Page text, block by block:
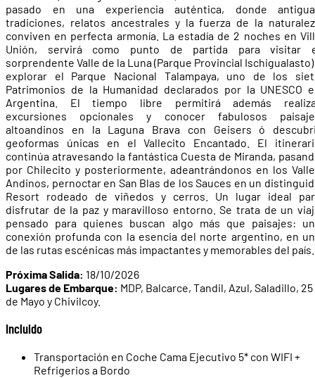
pasado en una experiencia auténtica, donde
tradiciones, relatos ancestrales y la fuerza de la
conviven en perfecta armonía. La estadía de 2 noches en
Unión, servirá como punto de partida para visitar
sorprendente Valle de la Luna (Parque Provincial Ischigualasto)
explorar el Parque Nacional Talampaya, uno de los
Patrimonios de la Humanidad declarados por la UNESCO
Argentina. El tiempo libre permitirá además
excursiones opcionales y conocer fabulosos
altoandinos en la Laguna Brava con Geisers ó
geoformas únicas en el Vallecito Encantado. El
continúa atravesando la fantástica Cuesta de Miranda,
por Chilecito y posteriormente, adeantrándonos en los
Andinos, pernoctar en San Blas de los Sauces en un
Resort rodeado de viñedos y cerros. Un lugar ideal
disfrutar de la paz y maravilloso entorno. Se trata de un
pensado para quienes buscan algo más que paisajes:
conexión profunda con la esencia del norte argentino, en
de las rutas escénicas más impactantes y memorables del país.
Próxima Salida: 18/10/2026
Lugares de Embarque: MDP, Balcarce, Tandil, Azul, Saladillo, 25
de Mayo y Chivilcoy.
Incluido
Transportación en Coche Cama Ejecutivo 5* con WIFI +
Refrigerios a Bordo